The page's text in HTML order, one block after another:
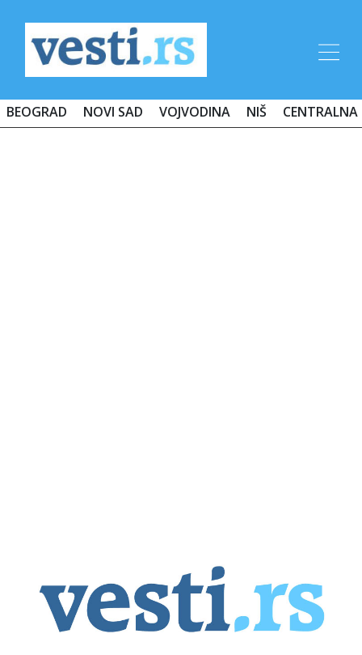
BEOGRAD NOVI SAD VOJVODINA NIŠ CENTRALNA